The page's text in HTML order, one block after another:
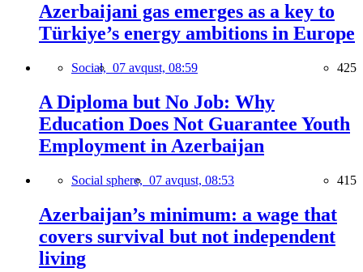
Azerbaijani gas emerges as a key to
Türkiye’s energy ambitions in Europe
Social, 07 avqust, 08:59 425
A Diploma but No Job: Why
Education Does Not Guarantee Youth
Employment in Azerbaijan
Social sphere, 07 avqust, 08:53 415
Azerbaijan’s minimum: a wage that
covers survival but not independent
living